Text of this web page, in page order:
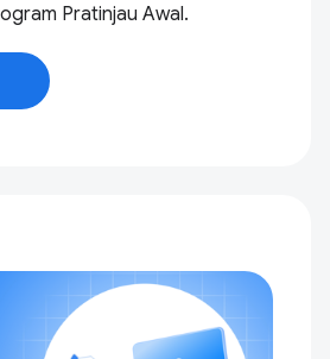
Pratinjau Awal.